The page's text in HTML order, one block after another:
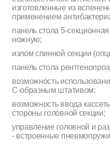
изготовленные из
применением
панель стола 5-
ножную;
излом спинной секции
панель стола
возможность
С-образным штативом;
возможность ввода
стороны головной секции;
управление головной и
- встроенные